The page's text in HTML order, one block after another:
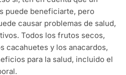
puede beneficiarte, pero
causar problemas de salud,
. Todos los frutos secos,
cacahuetes y los anacardos,
para la salud, incluido el